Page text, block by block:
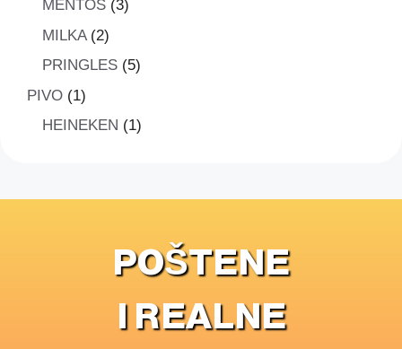
MENTOS 33
MILKA 22
proizvoda
PRINGLES 55
PIVO 11
proizvod
HEINEKEN 11
POŠTENE
I REALNE